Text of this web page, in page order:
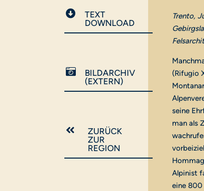

TEXT
DOWNLOAD

BILDARCHIV
(EXTERN)

ZURÜCK
ZUR
REGION
Trento,
(Rifugio
seine
man als
Alpinist
eine 800